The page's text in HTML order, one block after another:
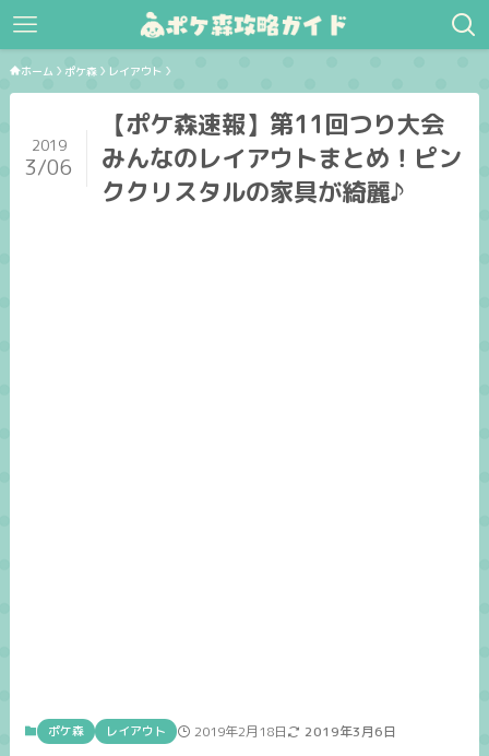
ホーム ポケ森 レイアウト
【ポケ森速報】第11回つり大会
みんなのレイアウトまとめ！ピン
ククリスタルの家具が綺麗♪
2019
3/06
ポケ森 レイアウト 2019年2月18日 2019年3月6日